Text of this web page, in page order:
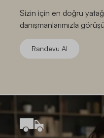
Sizin için en doğru
danışmanlarımızla
Randevu Al